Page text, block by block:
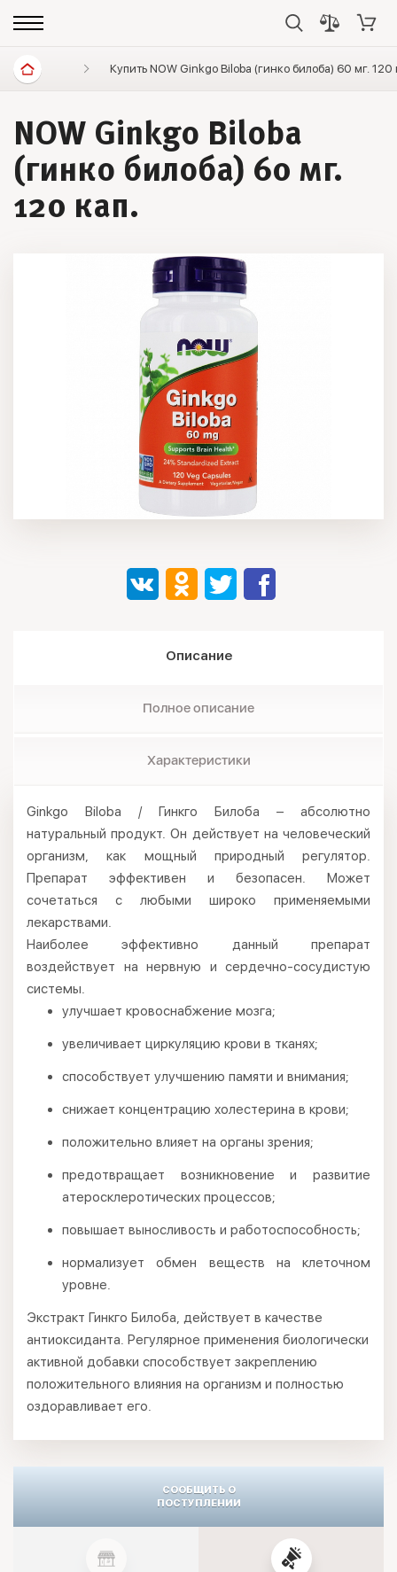
Витамины и минералы Витамины, минералы,
Купить NOW Ginkgo Biloba (гинко билоба) 60 мг. 120
NOW Ginkgo Biloba
(гинко билоба) 60 мг.
120 кап.
Описание
Полное описание
Характеристики
Ginkgo Biloba / Гинкго Билоба – абсолютно
натуральный продукт. Он действует на человеческий
организм, как мощный природный регулятор.
Препарат эффективен и безопасен. Может
сочетаться с любыми широко применяемыми
лекарствами.
Наиболее эффективно данный препарат
воздействует на нервную и сердечно-сосудистую
системы.
улучшает кровоснабжение мозга;
увеличивает циркуляцию крови в тканях;
способствует улучшению памяти и внимания;
снижает концентрацию холестерина в крови;
положительно влияет на органы зрения;
предотвращает возникновение и развитие
атеросклеротических процессов;
повышает выносливость и работоспособность;
нормализует обмен веществ на клеточном
уровне.
Экстракт Гинкго Билоба, действует в качестве
антиоксиданта. Регулярное применения биологически
активной добавки способствует закреплению
положительного влияния на организм и полностью
оздоравливает его.
СООБЩИТЬ О
ПОСТУПЛЕНИИ